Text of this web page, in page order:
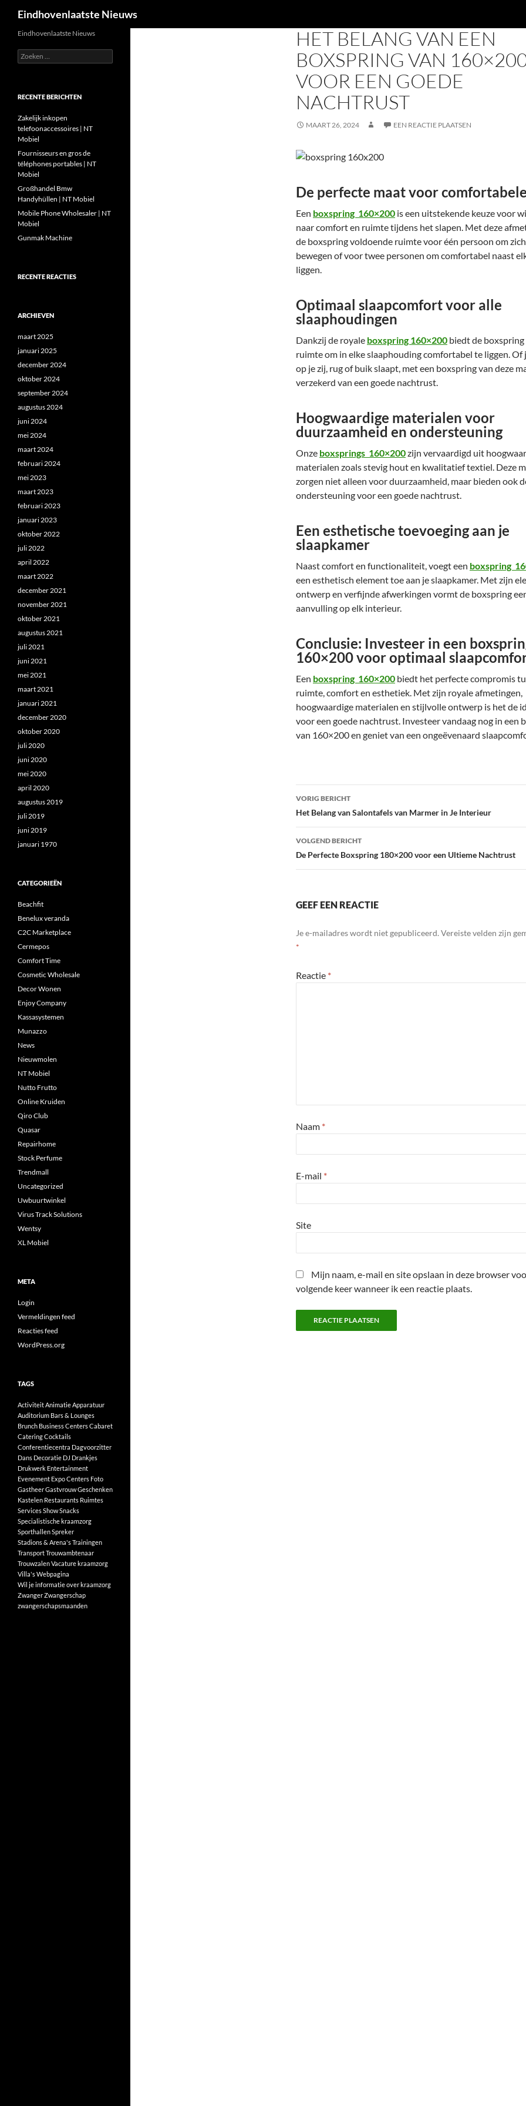
Eindhovenlaatste Nieuws
HET BELANG VAN EEN
BOXSPRING VAN
VOOR EEN GOEDE
NACHTRUST
MAART 26, 2024 EEN REACTIE PLAATSEN
De perfecte maat voor
Een boxspring 160×200 is een uitstekende keuze voor
naar comfort en ruimte tijdens het slapen. Met deze
de boxspring voldoende ruimte voor één persoon om
bewegen of voor twee personen om comfortabel naast
liggen.
Optimaal slaapcomfort voor alle
slaaphoudingen
Dankzij de royale boxspring 160×200 biedt de
ruimte om in elke slaaphouding comfortabel te liggen. Of
op je zij, rug of buik slaapt, met een boxspring van deze
verzekerd van een goede nachtrust.
Hoogwaardige materialen voor
duurzaamheid en ondersteuning
Onze boxsprings 160×200zijn vervaardigd uit
materialen zoals stevig hout en kwalitatief textiel. Deze
zorgen niet alleen voor duurzaamheid, maar bieden ook
ondersteuning voor een goede nachtrust.
Een esthetische toevoeging aan je
slaapkamer
Naast comfort en functionaliteit, voegt een boxspring
een esthetisch element toe aan je slaapkamer. Met zijn
ontwerp en verfijnde afwerkingen vormt de boxspring
aanvulling op elk interieur.
Conclusie: Investeer in een
160×200 voor optimaal
Een boxspring 160×200 biedt het perfecte compromis
ruimte, comfort en esthetiek. Met zijn royale afmetingen,
hoogwaardige materialen en stijlvolle ontwerp is het de
voor een goede nachtrust. Investeer vandaag nog in een
van 160×200 en geniet van een ongeëvenaard
Bericht
navigatie
VORIG BERICHT
Het Belang van Salontafels van Marmer in Je Interieur
VOLGEND BERICHT
De Perfecte Boxspring 180×200 voor een Ultieme Nachtrust
GEEF EEN REACTIE
Je e-mailadres wordt niet gepubliceerd. Vereiste velden zijn
*
Reactie *
Naam *
E-mail *
Site
Mijn naam, e-mail en site opslaan in deze browser
volgende keer wanneer ik een reactie plaats.
Eindhovenlaatste Nieuws
Zoeken
naar:
RECENTE BERICHTEN
Zakelijk inkopen
telefoonaccessoires | NT
Mobiel
Fournisseurs en gros de
téléphones portables | NT
Mobiel
Großhandel Bmw
Handyhüllen | NT Mobiel
Mobile Phone Wholesaler | NT
Mobiel
Gunmak Machine
RECENTE REACTIES
ARCHIEVEN
maart 2025
januari 2025
december 2024
oktober 2024
september 2024
augustus 2024
juni 2024
mei 2024
maart 2024
februari 2024
mei 2023
maart 2023
februari 2023
januari 2023
oktober 2022
juli 2022
april 2022
maart 2022
december 2021
november 2021
oktober 2021
augustus 2021
juli 2021
juni 2021
mei 2021
maart 2021
januari 2021
december 2020
oktober 2020
juli 2020
juni 2020
mei 2020
april 2020
augustus 2019
juli 2019
juni 2019
januari 1970
CATEGORIEËN
Beachfit
Benelux veranda
C2C Marketplace
Cermepos
Comfort Time
Cosmetic Wholesale
Decor Wonen
Enjoy Company
Kassasystemen
Munazzo
News
Nieuwmolen
NT Mobiel
Nutto Frutto
Online Kruiden
Qiro Club
Quasar
Repairhome
Stock Perfume
Trendmall
Uncategorized
Uwbuurtwinkel
Virus Track Solutions
Wentsy
XL Mobiel
META
Login
Vermeldingen feed
Reacties feed
WordPress.org
TAGS
ActiviteitAnimatieApparatuur
Auditorium Bars & Lounges
Brunch Business CentersCabaret
CateringCocktails
Conferentiecentra Dagvoorzitter
Dans Decoratie DJ Drankjes
Drukwerk Entertainment
Evenement Expo Centers Foto
GastheerGastvrouwGeschenken
Kastelen Restaurants Ruimtes
ServicesShowSnacks
Specialistische kraamzorg
SporthallenSpreker
Stadions & Arena'sTrainingen
TransportTrouwambtenaar
TrouwzalenVacature kraamzorg
Villa'sWebpagina
Wil je informatie over kraamzorg
ZwangerZwangerschap
zwangerschapsmaanden